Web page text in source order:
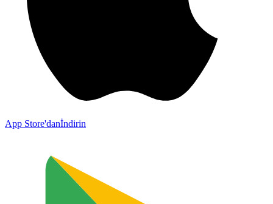
App Store'danİndirin